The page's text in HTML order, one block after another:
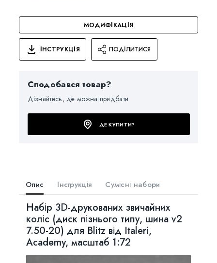
МОДИФІКАЦІЯ
ІНСТРУКЦІЯ ПОДІЛИТИСЯ
Сподобався товар?
Дізнайтесь, де можна придбати
ДЕ КУПИТИ?
Опис Інструкція Сумісні набори
Набір 3D-друкованих звичайних
коліс (диск пізнього типу, шина v2
7.50-20) для Blitz від Italeri,
Academy, масштаб 1:72